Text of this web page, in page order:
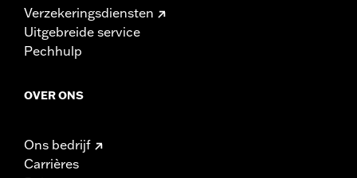
Verzekeringsdiensten
Uitgebreide service
Pechhulp
OVER ONS
Ons bedrijf
Carrières